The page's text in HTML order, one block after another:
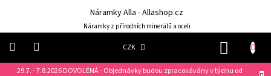
29.7. - 7.8.2026 DOVOLENÁ - Objednávky budou zpracovávány v týdnu od
CZK
Náramky Alla - Allashop.cz
Náramky z přírodních minerálů a oceli